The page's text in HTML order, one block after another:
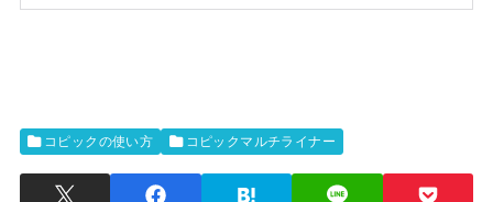
コピックの使い方 コピックマルチライナー